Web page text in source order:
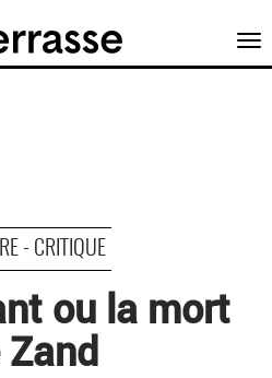
- CRITIQUE
ou la mort
Zand